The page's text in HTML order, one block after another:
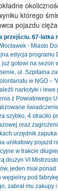
którego
pojazdu
przejściu. 67-latka
- Miasto
edycja programu
już gotowi na sezon
ul. Szpitalna
w NGO –
narkotyki i lewe
z Powiatowego
szybko, 4 straciło
oraz
urzędnik
unikatowy pojazd
w trakcie
drużyn VI
jeden miał ponad
węgielny pod
zabrał mu zakupy